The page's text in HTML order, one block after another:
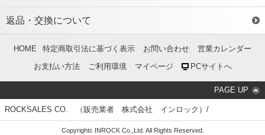
返品・交換について
HOME 特定商取引法に基づく表示 お問い合わせ
営業カレンダー
お支払い方法
ご利用環境 マイページ PCサイトへ
PAGE UP
ROCKSALES CO. （販売業者 株式会社 インロック）/
Copyrightc INROCK Co.,Ltd. All Rights Reserved.